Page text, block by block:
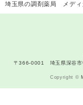
埼玉県の調剤薬局 メディ
〒366-0001 埼玉県深谷
Copyright ©